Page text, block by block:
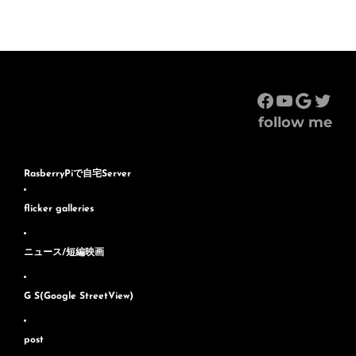
Facebook
follow me
RasberryPiで自宅Server
flicker galleries
ニュース/短編映画
G S(Google StreetView)
post